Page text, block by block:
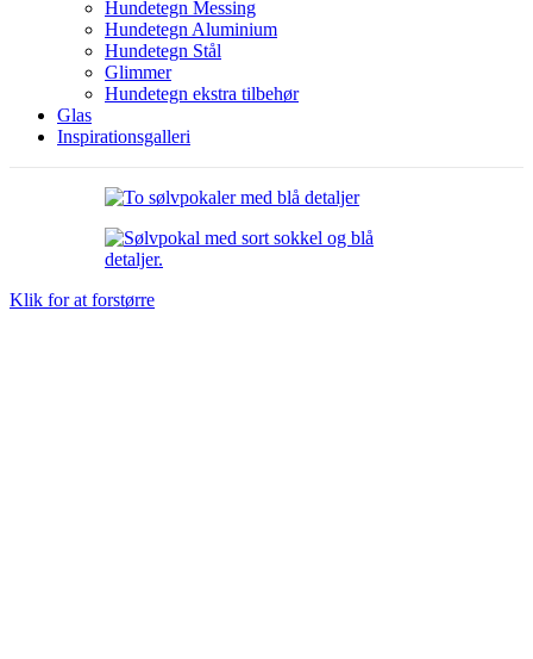
Hundetegn Messing
Hundetegn Aluminium
Hundetegn Stål
Glimmer
Hundetegn ekstra tilbehør
Glas
Inspirationsgalleri
Klik for at forstørre